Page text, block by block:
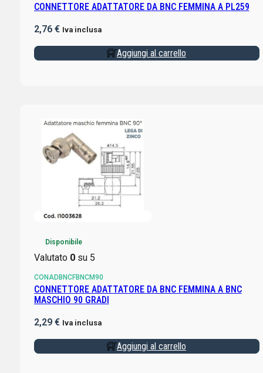
CONNETTORE ADATTATORE DA BNC FEMMINA A PL259
2,76 € Iva inclusa
Aggiungi al carrello
Disponibile
Valutato 0su 5
CONADBNCFBNCM90
CONNETTORE ADATTATORE DA BNC FEMMINA A BNC
MASCHIO 90 GRADI
2,29 € Iva inclusa
Aggiungi al carrello